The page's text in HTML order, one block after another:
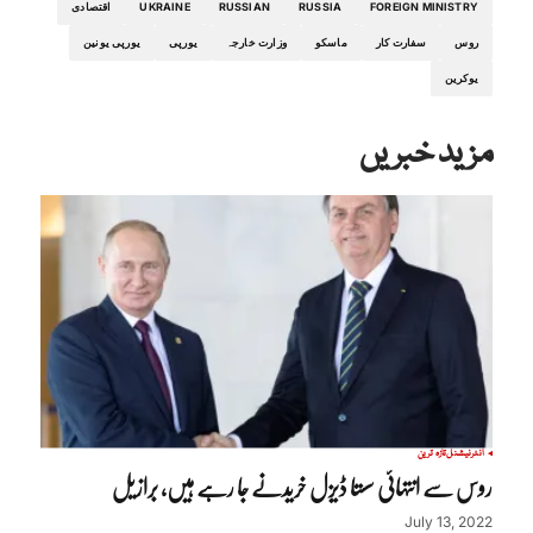
FOREIGN MINISTRY
RUSSIA
RUSSIAN
UKRAINE اقتصادی
روس سفارت کار ماسکو وزارت خارجہ یورپی یورپی یونین
یوکرین
مزید خبریں
انٹرنیشنلتازہ ترین
روس سے انتہائی سستا ڈیزل خریدنے جا رہے ہیں، برازیل
July 13, 2022